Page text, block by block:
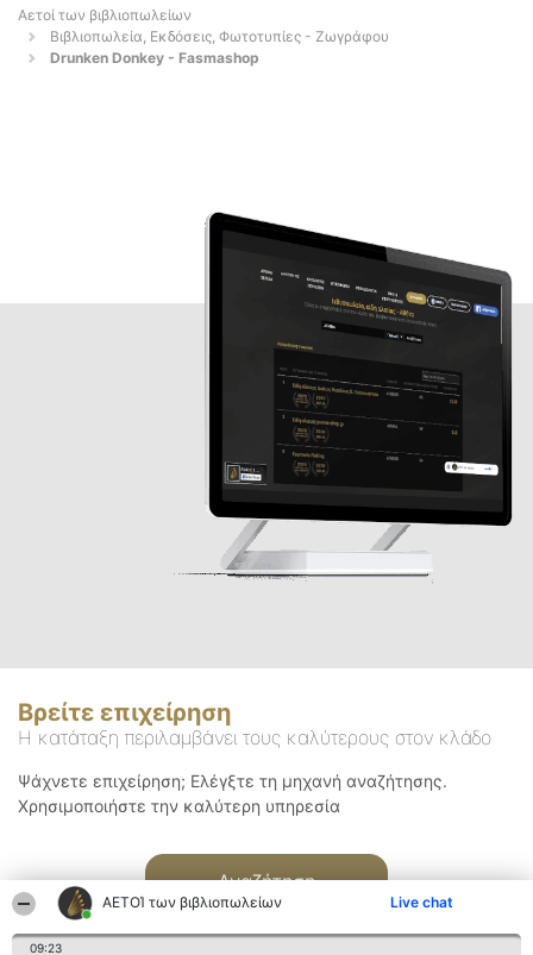
ΑΕΤΟΊ των βιβλιοπωλείων Live chat
09:23
Αετοί των βιβλιοπωλείων
Βιβλιοπωλεία, Εκδόσεις, Φωτοτυπίες - Ζωγράφου
Drunken Donkey - Fasmashop
Βρείτε επιχείρηση
Η κατάταξη περιλαμβάνει τους καλύτερους στον κλάδο
Ψάχνετε επιχείρηση; Ελέγξτε τη μηχανή αναζήτησης.
Χρησιμοποιήστε την καλύτερη υπηρεσία
Αναζήτηση